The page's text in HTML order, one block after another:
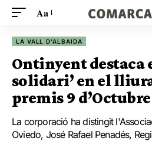
Aa
LA VALL D'ALBAIDA
Ontinyent destaca
solidari’ en el
premis 9 d’Octubre
La corporació ha distingit
Oviedo, José Rafael Penadés,